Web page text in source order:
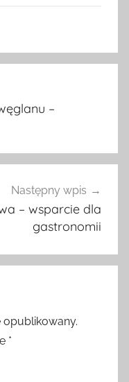
–
Następny wpis
– wsparcie dla
gastronomii
opublikowany.
*